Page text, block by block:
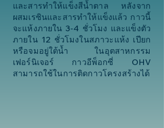
และสารทำให้แข็งสีน้ำตาล หลังจาก
ผสมเรซินและสารทำให้แข็งแล้ว กาวนี้
จะแห้งภายใน 3-4 ชั่วโมง และแข็งตัว
ภายใน 12 ชั่วโมงในสภาวะแห้ง เปียก
หรือจมอยู่ใต้น้ำ ในอุตสาหกรรม
เฟอร์นิเจอร์ กาวอีพ็อกซี่ OHV
สามารถใช้ในการติดกาวโครงสร้างได้